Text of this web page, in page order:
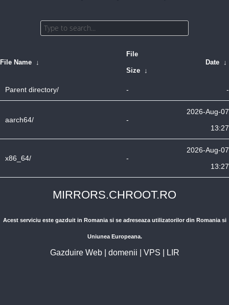
File Name ↓
File
Size ↓
Date ↓
Parent directory/ - -
aarch64/ -
2026-Aug-07
13:27
x86_64/ -
2026-Aug-07
13:27
MIRRORS.CHROOT.RO
Acest serviciu este gazduit in Romania si se adreseaza utilizatorilor din Romania si
Uniunea Europeana.
Gazduire Web| domenii VPS LIR